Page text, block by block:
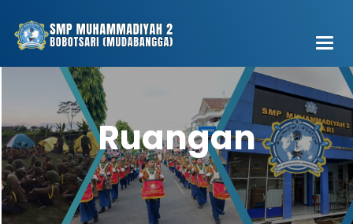
Main
Ruangan